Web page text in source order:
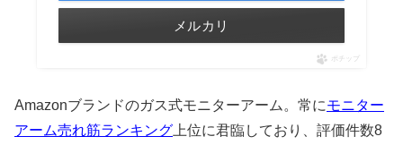
メルカリ
ポチップ
Amazonブランドのガス式モニターアーム。常にモニター
アーム売れ筋ランキング 上位に君臨しており、評価件数8